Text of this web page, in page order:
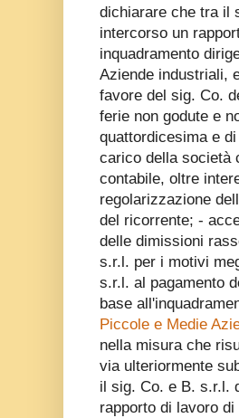
dichiarare che tra il
intercorso un
inquadramento
Aziende industriali,
favore del sig. Co.
ferie non godute e
quattordicesima e
carico della società
contabile, oltre
regolarizzazione
del ricorrente; -
delle dimissioni
s.r.l. per i motivi
s.r.l. al pagamento
base
Piccole e Medie
nella misura che
via ulteriormente
il sig. Co. e B. s.r.l.
rapporto di lavoro